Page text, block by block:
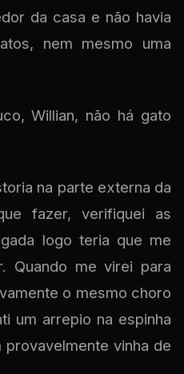
da casa e não havia
nem mesmo uma
Willian, não há gato
na parte externa da
fazer, verifiquei as
logo teria que me
Quando me virei para
o mesmo choro
um arrepio na espinha
vinha de